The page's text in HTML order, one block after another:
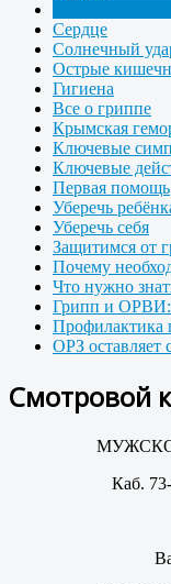
Сердце
Солнечный
Острые
Гигиена
Все о гриппе
Крымская
Ключевые
Ключевые
Первая помощь
Уберечь
Уберечь себя
Защитимся от
Почему
Что нужно
Грипп и ОРВИ:
ОРЗ оставляет
Смотровой
Каб.